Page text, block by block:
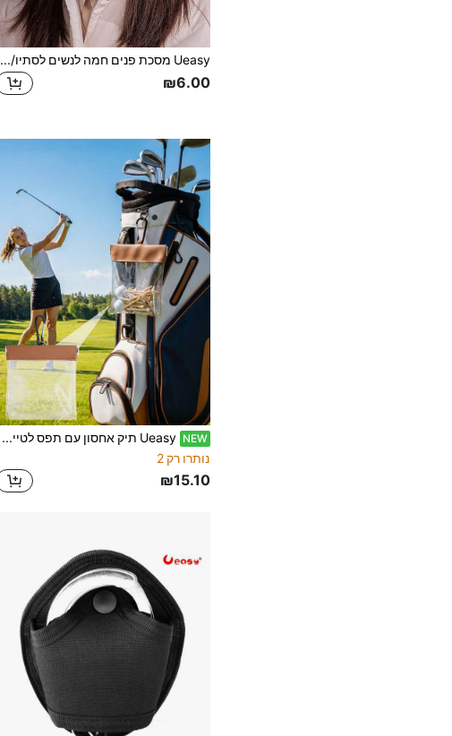
Ueasy מסכת פנים חמה לנשים לסתיו/חורף, סגנון רחוב יומיומי, מסכת רכיבה חסינת רוח חמה מבד פליס לחוץ, בטנת פליס טדי, כיסוי פנים חסין קור
₪6.00
NEW
Ueasy תיק אחסון עם תפס לטיים גולף, סגנון שקוף, יוניסקס, מחזיק טיים מקצועי למסלול גולף, תיק אחסון לאביזרי גולף, יכול להכיל כדורי גולף, טיים, טלפון, מפתחות, כרטיסים ומזומן, מתנה לחובבי גולף (טיים מעץ/במבוק לא כלולים)
נותרו רק 2
₪15.10